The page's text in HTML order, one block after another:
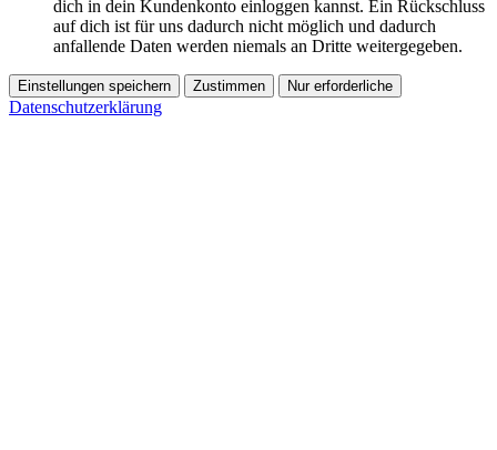
dich in dein Kundenkonto einloggen kannst. Ein Rückschluss
auf dich ist für uns dadurch nicht möglich und dadurch
anfallende Daten werden niemals an Dritte weitergegeben.
Einstellungen speichern Zustimmen Nur erforderliche
Datenschutzerklärung